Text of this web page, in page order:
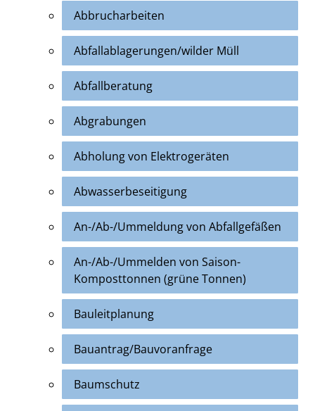
Abbrucharbeiten
Abfallablagerungen/wilder Müll
Abfallberatung
Abgrabungen
Abholung von Elektrogeräten
Abwasserbeseitigung
An-/Ab-/Ummeldung von Abfallgefäßen
An-/Ab-/Ummelden von Saison-
Komposttonnen (grüne Tonnen)
Bauleitplanung
Bauantrag/Bauvoranfrage
Baumschutz